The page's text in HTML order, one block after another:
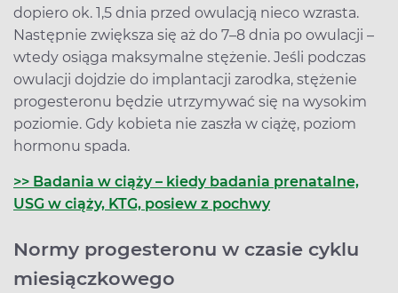
dopiero ok. 1,5 dnia przed owulacją nieco wzrasta.
Następnie zwiększa się aż do 7–8 dnia po owulacji –
wtedy osiąga maksymalne stężenie. Jeśli podczas
owulacji dojdzie do implantacji zarodka, stężenie
progesteronu będzie utrzymywać się na wysokim
poziomie. Gdy kobieta nie zaszła w ciążę, poziom
hormonu spada.
>> Badania w ciąży – kiedy badania prenatalne,
USG w ciąży, KTG, posiew z pochwy
Normy progesteronu w czasie cyklu
miesiączkowego